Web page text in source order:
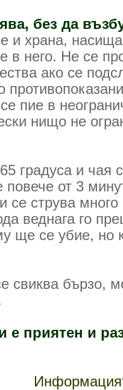
без да
и храна,
в него. Не се
ако се
пие в
нищо не
градуса и чая
повече от 3
се струва много
веднага го
ще се убие, но
свиква бързо,
е приятен и